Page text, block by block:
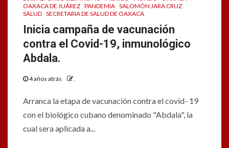
OAXACA DE JUÁREZ PANDEMIA SALOMÓN JARA CRUZ
SALUD SECRETARIA DE SALUD DE OAXACA
Inicia campaña de vacunación
contra el Covid-19, inmunológico
Abdala.
4 años atrás .
Arranca la etapa de vacunación contra el covid- 19
con el biológico cubano denominado "Abdala", la
cual sera aplicada a...